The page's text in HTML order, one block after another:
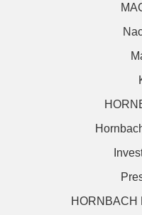
HORNBACH